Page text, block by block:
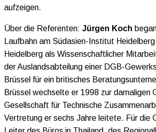
aufzeigen.
Über die Referenten: Jürgen Koch
Laufbahn am Südasien-Institut
Heidelberg als Wissenschaftlicher
der Auslandsabteilung einer DGB-
Brüssel für ein britisches
Brüssel wechselte er 1998 zur damaligen
Gesellschaft für Technische
Vertretung er sechs Jahre leitete. Für die